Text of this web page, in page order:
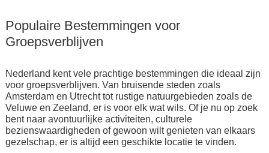
Populaire Bestemmingen voor
Groepsverblijven
Nederland kent vele prachtige bestemmingen die ideaal zijn
voor groepsverblijven. Van bruisende steden zoals
Amsterdam en Utrecht tot rustige natuurgebieden zoals de
Veluwe en Zeeland, er is voor elk wat wils. Of je nu op zoek
bent naar avontuurlijke activiteiten, culturele
bezienswaardigheden of gewoon wilt genieten van elkaars
gezelschap, er is altijd een geschikte locatie te vinden.